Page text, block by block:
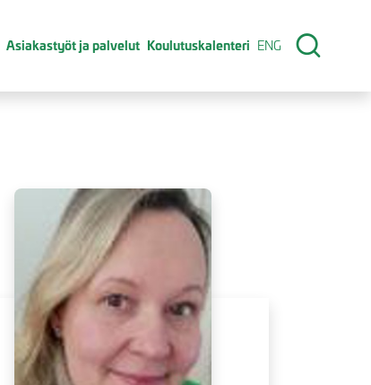
Asiakastyöt ja palvelut Koulutuskalenteri ENG